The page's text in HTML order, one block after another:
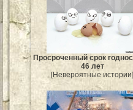
Просроченный срок
46 лет
[Невероятные истории]